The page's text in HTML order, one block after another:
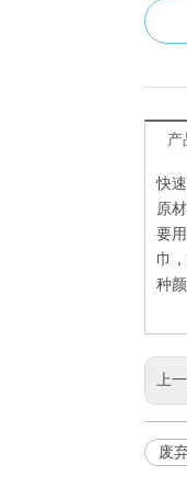
产
快
原
要
巾
种
上
废